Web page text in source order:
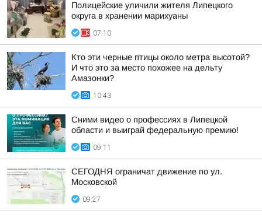
Полицейские уличили жителя Липецкого
округа в хранении марихуаны
07:10
Кто эти черные птицы около метра высотой?
И что это за место похожее на дельту
Амазонки?
10:43
Сними видео о профессиях в Липецкой
области и выиграй федеральную премию!
09:11
СЕГОДНЯ ограничат движение по ул.
Московской
09:27